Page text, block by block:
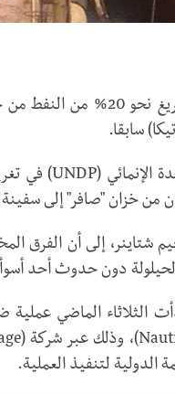
أعلنت الأمم المتحدة
سابقا.
من خزان "صافر" إلى سفينة
شتاينر، إلى أن
دون حدوث أحد
الثلاثاء الماضي عملية
الدولية لتنفيذ العملية.